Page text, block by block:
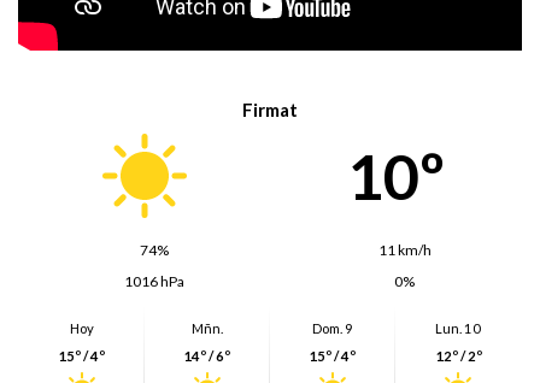
Firmat
10º
74%
11 km/h
1016 hPa
0%
Hoy
15º / 4º
Mñn.
14º / 6º
Dom. 9
15º / 4º
Lun. 10
12º / 2º